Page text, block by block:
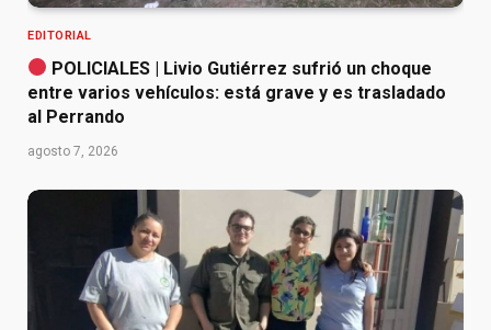
EDITORIAL
POLICIALES | Livio Gutiérrez sufrió un choque
entre varios vehículos: está grave y es trasladado
al Perrando
agosto 7, 2026